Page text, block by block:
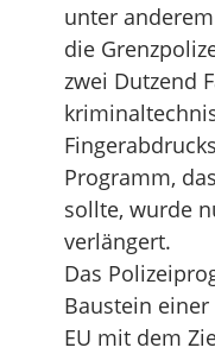
unter
die
zwei Dutzend
Programm,
sollte, wurde
verlängert.
Das
Baustein
EU mit dem